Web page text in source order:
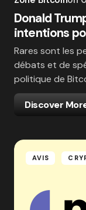
Donald
intentions
Rares sont les
débats et de
politique de
Discover
AVIS